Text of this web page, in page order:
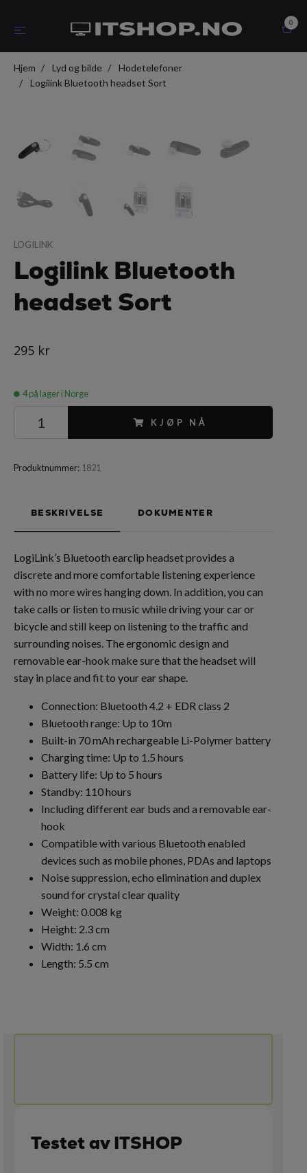
0
Hjem Lyd og bilde
Hodetelefoner
Logilink Bluetooth headset Sort
LOGILINK
Logilink Bluetooth
headset Sort
295 kr
4på lager i Norge
KJØP NÅ
Produktnummer: 1821
BESKRIVELSE DOKUMENTER
LogiLink’s Bluetooth earclip headset provides a
discrete and more comfortable listening experience
with no more wires hanging down. In addition, you can
take calls or listen to music while driving your car or
bicycle and still keep on listening to the traffic and
surrounding noises. The ergonomic design and
removable ear-hook make sure that the headset will
stay in place and fit to your ear shape.
Connection: Bluetooth 4.2 + EDR class 2
Bluetooth range: Up to 10m
Built-in 70 mAh rechargeable Li-Polymer battery
Charging time: Up to 1.5 hours
Battery life: Up to 5 hours
Standby: 110 hours
Including different ear buds and a removable ear-
hook
Compatible with various Bluetooth enabled
devices such as mobile phones, PDAs and laptops
Noise suppression, echo elimination and duplex
sound for crystal clear quality
Weight: 0.008 kg
Height: 2.3 cm
Width: 1.6 cm
Length: 5.5 cm
Testet av ITSHOP